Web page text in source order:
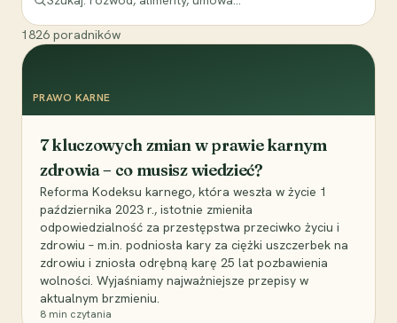
1826 poradników
PRAWO KARNE
7 kluczowych zmian w prawie karnym
zdrowia – co musisz wiedzieć?
Reforma Kodeksu karnego, która weszła w życie 1
października 2023 r., istotnie zmieniła
odpowiedzialność za przestępstwa przeciwko życiu i
zdrowiu – m.in. podniosła kary za ciężki uszczerbek na
zdrowiu i zniosła odrębną karę 25 lat pozbawienia
wolności. Wyjaśniamy najważniejsze przepisy w
aktualnym brzmieniu.
8 min czytania